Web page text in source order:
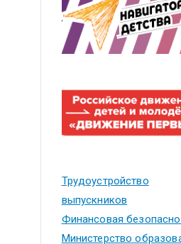
Трудоустройство
выпускников
Финансовая
Министерство